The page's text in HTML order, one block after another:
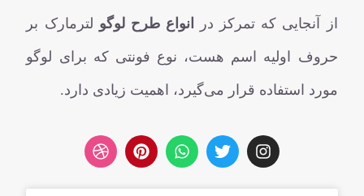
از آنجایی که تمرکز در انواع طرح لوگو لترمارک بر
حروف اولیه اسم هست، نوع فونتی که برای لوگو
مورد استفاده قرار می‌گیرد، اهمیت زیادی دارد.